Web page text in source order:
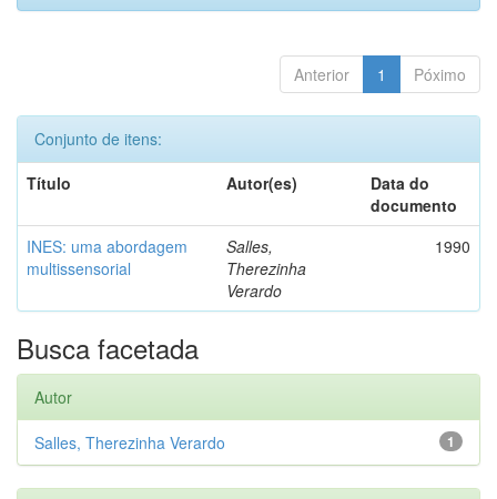
Anterior 1 Póximo
Conjunto de itens:
Título
Autor(es)
Data do
documento
INES: uma abordagem
multissensorial
Salles,
Therezinha
Verardo
1990
Busca facetada
Autor
1
Salles, Therezinha Verardo